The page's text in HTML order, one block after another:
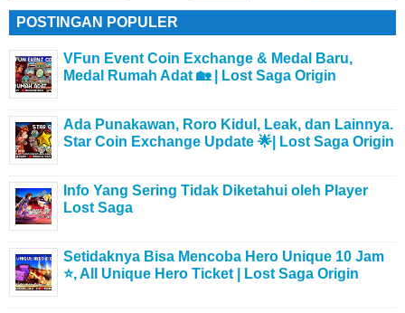
POSTINGAN POPULER
VFun Event Coin Exchange & Medal Baru,
Medal Rumah Adat 🏡 | Lost Saga Origin
Ada Punakawan, Roro Kidul, Leak, dan Lainnya.
Star Coin Exchange Update 🌟| Lost Saga Origin
Info Yang Sering Tidak Diketahui oleh Player
Lost Saga
Setidaknya Bisa Mencoba Hero Unique 10 Jam
⭐, All Unique Hero Ticket | Lost Saga Origin